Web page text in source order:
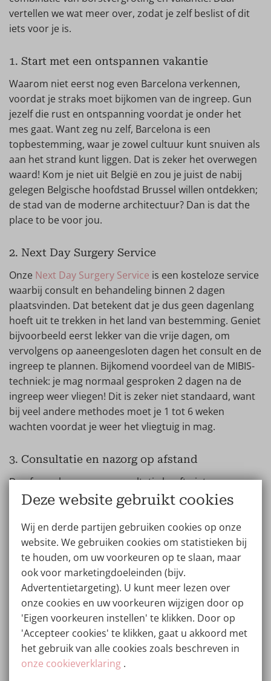
vertellen we wat meer over, zodat je zelf beslist of dit
iets voor je is.
1. Start met een ontspannen vakantie
Waarom niet eerst nog even Barcelona verkennen,
voordat je straks moet bijkomen van de ingreep. Gun
jezelf die rust en ontspanning voordat je onder het
mes gaat. Want zeg nu zelf, Barcelona is een
topbestemming, waar je zowel cultuur kunt snuiven als
aan het strand kunt liggen. Dat is zeker het overwegen
waard! Kom je niet uit België en zou je juist de nabij
gelegen Belgische hoofdstad Brussel willen ontdekken;
de stad van de moderne architectuur? Dan is dat the
place to be voor jou.
2. Next Day Surgery Service
Onze Next Day Surgery Service is een kosteloze service
waarbij consult en behandeling binnen 2 dagen
plaatsvinden. Dat betekent dat je dus geen dagenlang
hoeft uit te trekken in het land van bestemming. Geniet
bijvoorbeeld eerst lekker van die vrije dagen, om
vervolgens op aaneengesloten dagen het consult en de
ingreep te plannen. Bijkomend voordeel van de MIBIS-
techniek: je mag normaal gesproken 2 dagen na de
ingreep weer vliegen! Dit is zeker niet standaard, want
bij veel andere methodes moet je 1 tot 6 weken
wachten voordat je weer het vliegtuig in mag.
3. Consultatie en nazorg op afstand
De afspraak voor een consultatie hoeft niet
noodzakelijk in de kliniek plaats te vinden; deze kan ook
worden gedaan via een e-consult of teleconsultatie.
Voorafgaand aan de operatie onderga je altijd een
lichamelijk onderzoek en een consult met zowel de
chirurg als de anesthesist. Binnen een jaar na de
borstvergroting ben je welkom in de kliniek voor een
gratis follow-up, en indien gewenst kun je ook je
behandelend arts consulteren via een telemeeting.
Bovendien lossen de hechtingen vanzelf op!
4. Kwaliteit bij beide klinieken even goed!
Voor de kwaliteit van de zorg maakt het niet uit of je
Deze website gebruikt cookies
Wij en derde partijen gebruiken cookies op onze
website. We gebruiken cookies om statistieken bij
te houden, om uw voorkeuren op te slaan, maar
ook voor marketingdoeleinden (bijv.
Advertentietargeting). U kunt meer lezen over
onze cookies en uw voorkeuren wijzigen door op
'Eigen voorkeuren instellen' te klikken. Door op
'Accepteer cookies' te klikken, gaat u akkoord met
het gebruik van alle cookies zoals beschreven in
onze cookieverklaring .